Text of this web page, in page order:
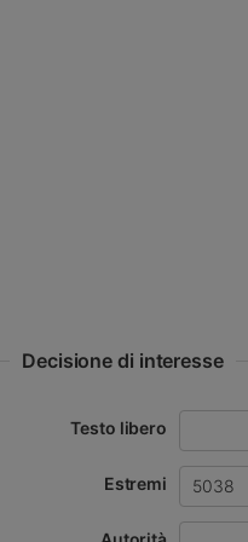
Decisione di interesse
Testo libero
Estremi